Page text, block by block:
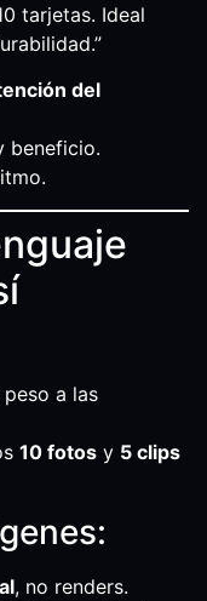
tarjetas. Ideal
del
beneficio.
a las
10 fotos y 5 clips
, no renders.